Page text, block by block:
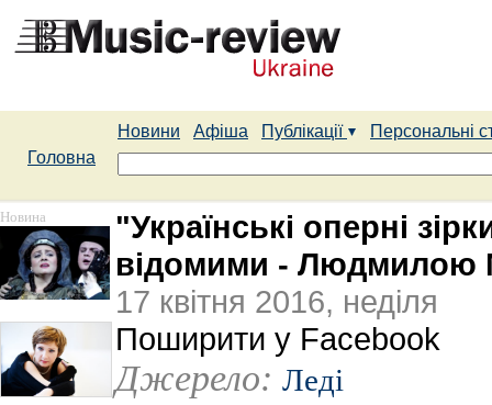
Новини Афіша Публікації
Персональні
Головна
Новина
"Українські оперні
відомими - Людмилою
17 квітня 2016, неділя
Поширити у Facebook
Джерело: Леді